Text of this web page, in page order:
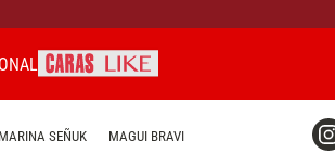
MARINA SEÑUK MAGUI BRAVI